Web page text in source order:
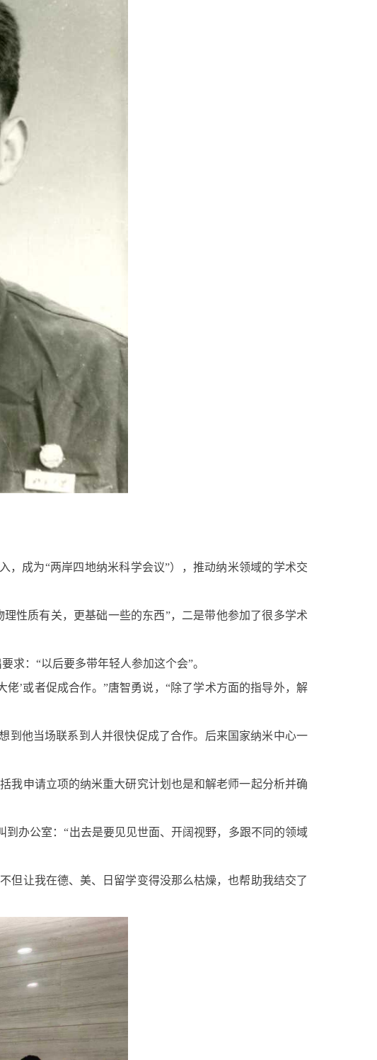
，成为“两岸四地纳米科学会议”），推动纳米领域的学术交
性质有关，更基础一些的东西”，二是带他参加了很多学术
求：“以后要多带年轻人参加这个会”。
’或者促成合作。”唐智勇说，“除了学术方面的指导外，解
到他当场联系到人并很快促成了合作。后来国家纳米中心一
我申请立项的纳米重大研究计划也是和解老师一起分析并确
办公室：“出去是要见见世面、开阔视野，多跟不同的领域
但让我在德、美、日留学变得没那么枯燥，也帮助我结交了